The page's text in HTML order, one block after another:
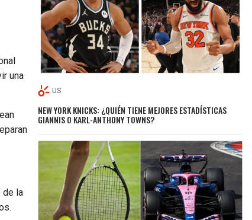
una
de la
US
NEW YORK KNICKS: ¿QUIÉN TIENE MEJORES ESTADÍSTICAS
GIANNIS O KARL-ANTHONY TOWNS?